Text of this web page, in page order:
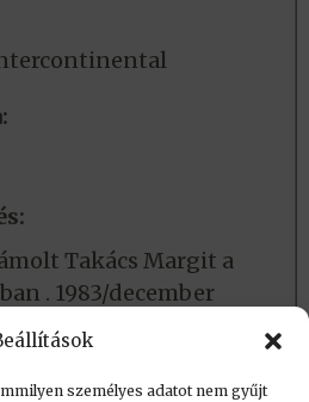
személyes adatot nem gyűjt
Takács Margit a
. 1983/december
a SZAT és a KSH